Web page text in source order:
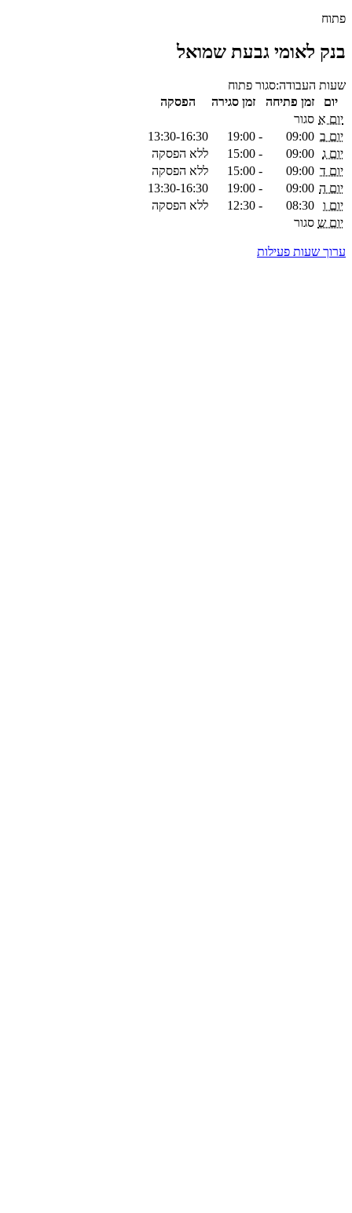
פתוח
בנק לאומי גבעת שמואל
שעות העבודה:סגור פתוח
יום
זמן פתיחה זמן סגירה
הפסקה
יום א סגור
יום ב 09:00
-
19:00
13:30-16:30
יום ג 09:00
-
15:00
ללא הפסקה
יום ד 09:00
-
15:00
ללא הפסקה
יום ה 09:00
-
19:00
13:30-16:30
יום ו
08:30
-
12:30
ללא הפסקה
יום ש סגור
ערוך שעות פעילות